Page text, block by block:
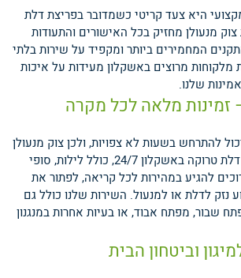
היא צעד קריטי כשמדובר בפריצת דלת
מנעולן מחזיק בכל האישורים והתעודות
המחמירים ביותר ומקפיד על שירות בלתי
מרוצים באשקלון מעידות על איכות
שלנו.
זמינות מלאה לכל מקרה
להתרחש בשעות לא צפויות, ולכן צוק מנעולן
מספק שירותי פריצת דלת טרוקה באשקלון 24/7, כולל לילות, סופי
להגיע במהירות לכל קריאה, לפתור את
נזק לדלת או למנעול. השירות שלנו כולל גם
שבור, מפתח אבוד, או בעיות אחרות במנגנון
וביטחון הבית